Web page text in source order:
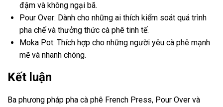
đậm và không ngại bã.
Pour Over: Dành cho những ai thích kiểm soát quá trình
pha chế và thưởng thức cà phê tinh tế.
Moka Pot: Thích hợp cho những người yêu cà phê mạnh
mẽ và nhanh chóng.
Kết luận
Ba phương pháp pha cà phê French Press, Pour Over và